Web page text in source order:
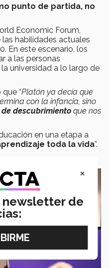
punto de partida, no
Economic Forum,
habilidades actuales
En este escenario, los
a las personas
universidad a lo largo de
“Platón ya decía que
con la infancia, sino
descubrimiento que nos
en una etapa a
toda la vida”.
×
newsletter de